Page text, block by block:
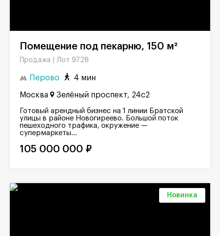
Помещение под пекарню, 150 м²
Продажа | Лот 9728
Перово 4 мин
Москва Зелёный проспект, 24с2
Готовый арендный бизнес на 1 линии Братской
улицы в районе Новогиреево. Большой поток
пешеходного трафика, окружение —
супермаркеты...
105 000 000 ₽
Новинка